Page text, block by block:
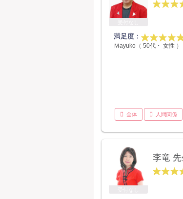
満足度：
Ｍayuko（ 50代・ 女性 ）
全体 人間関係
李竜 先